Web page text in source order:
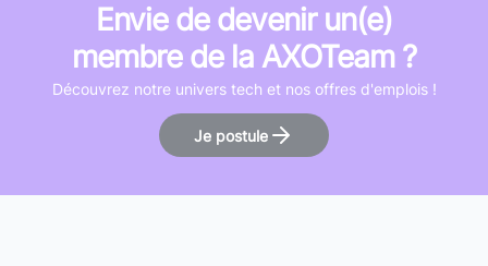
Envie de devenir un(e)
membre de la AXOTeam ?
Découvrez notre univers tech et nos offres d'emplois !
Je postule